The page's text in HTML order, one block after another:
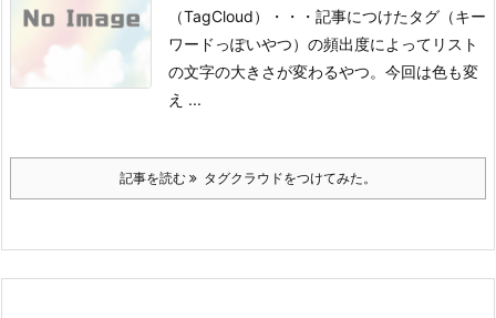
（TagCloud）・・・記事につけたタグ（キー
ワードっぽいやつ）の頻出度によってリスト
の文字の大きさが変わるやつ。今回は色も変
え ...
記事を読む タグクラウドをつけてみた。